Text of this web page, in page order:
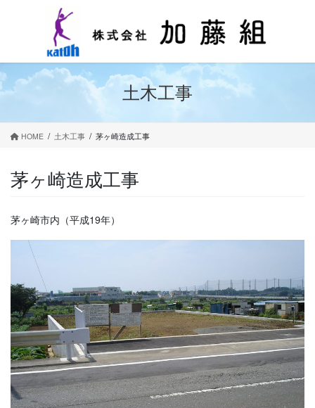
ツ
に
移
シ
ョ
ン
移
土木工事
HOME 土木工事 茅ヶ崎造成工事
茅ヶ崎造成工事
茅ヶ崎市内（平成19年）